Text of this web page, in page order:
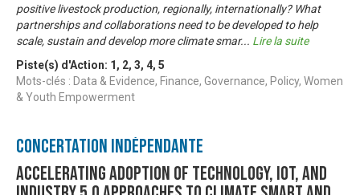
positive livestock production, regionally, internationally? What
partnerships and collaborations need to be developed to help
scale, sustain and develop more climate smar... Lire la suite
Piste(s) d'Action: 1 , 2, 3, 4, 5
Mots-clés : Data & Evidence, Finance, Governance, Policy, Women
& Youth Empowerment
Concertation Indépendante
Accelerating Adoption of Technology, IOT, and